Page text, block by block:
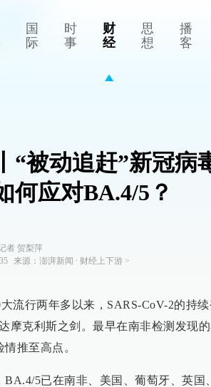
国
际
时
事
财
经
思
想
播
客
“被动追赶”新冠病
何应对BA.4/5？
者 贺梨萍
来源： 澎湃新闻 ∙ 财经上下游>
流行两年多以来，SARS-CoV-2的持
摩克利斯之剑。最早在南非检测发现
推至高点。
BA.4/5已在南非、美国、葡萄牙、英国